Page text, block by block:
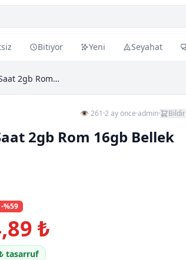
Bitiyor Yeni Seyahat
Watch Ultra2 Wifi Android Akilli Saat 2gb Rom 16gb...
👁 261·2 ay önce·admin· Bildir
2gb Rom 16gb Bellek
-%59
₺
tasarruf